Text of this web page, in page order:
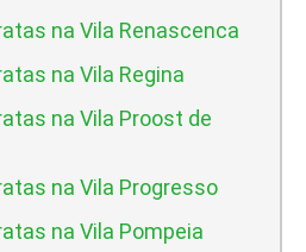
na Vila Renascenca
na Vila Regina
na Vila Proost de
na Vila Progresso
na Vila Pompeia